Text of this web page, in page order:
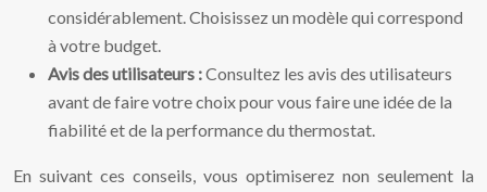
considérablement. Choisissez un modèle qui correspond
à votre budget.
Avis des utilisateurs :Consultez les avis des utilisateurs
avant de faire votre choix pour vous faire une idée de la
fiabilité et de la performance du thermostat.
En suivant ces conseils, vous optimiserez non seulement la